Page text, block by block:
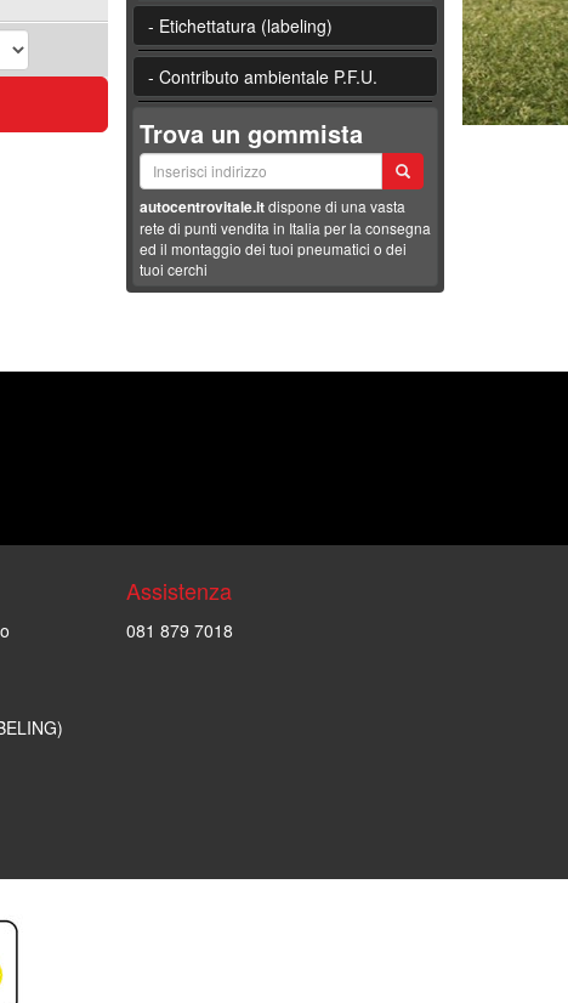
- Etichettatura (labeling)
- Contributo ambientale P.F.U.
Trova un gommista
autocentrovitale.itdispone di una vasta
rete di punti vendita in Italia per la consegna
ed il montaggio dei tuoi pneumatici o dei
tuoi cerchi
Assistenza
081 879 7018